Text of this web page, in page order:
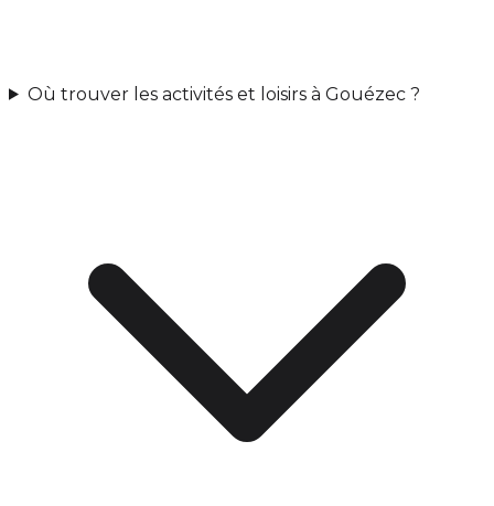
Où trouver les activités et loisirs à Gouézec ?